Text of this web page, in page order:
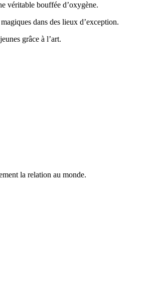
véritable bouffée d’oxygène.
dans des lieux d’exception.
grâce à l’art.
la relation au monde.